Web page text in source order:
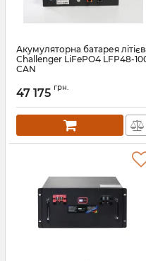
Акумуляторна батарея
Challenger LiFePO4 LFP48-
CAN
47 175 грн.